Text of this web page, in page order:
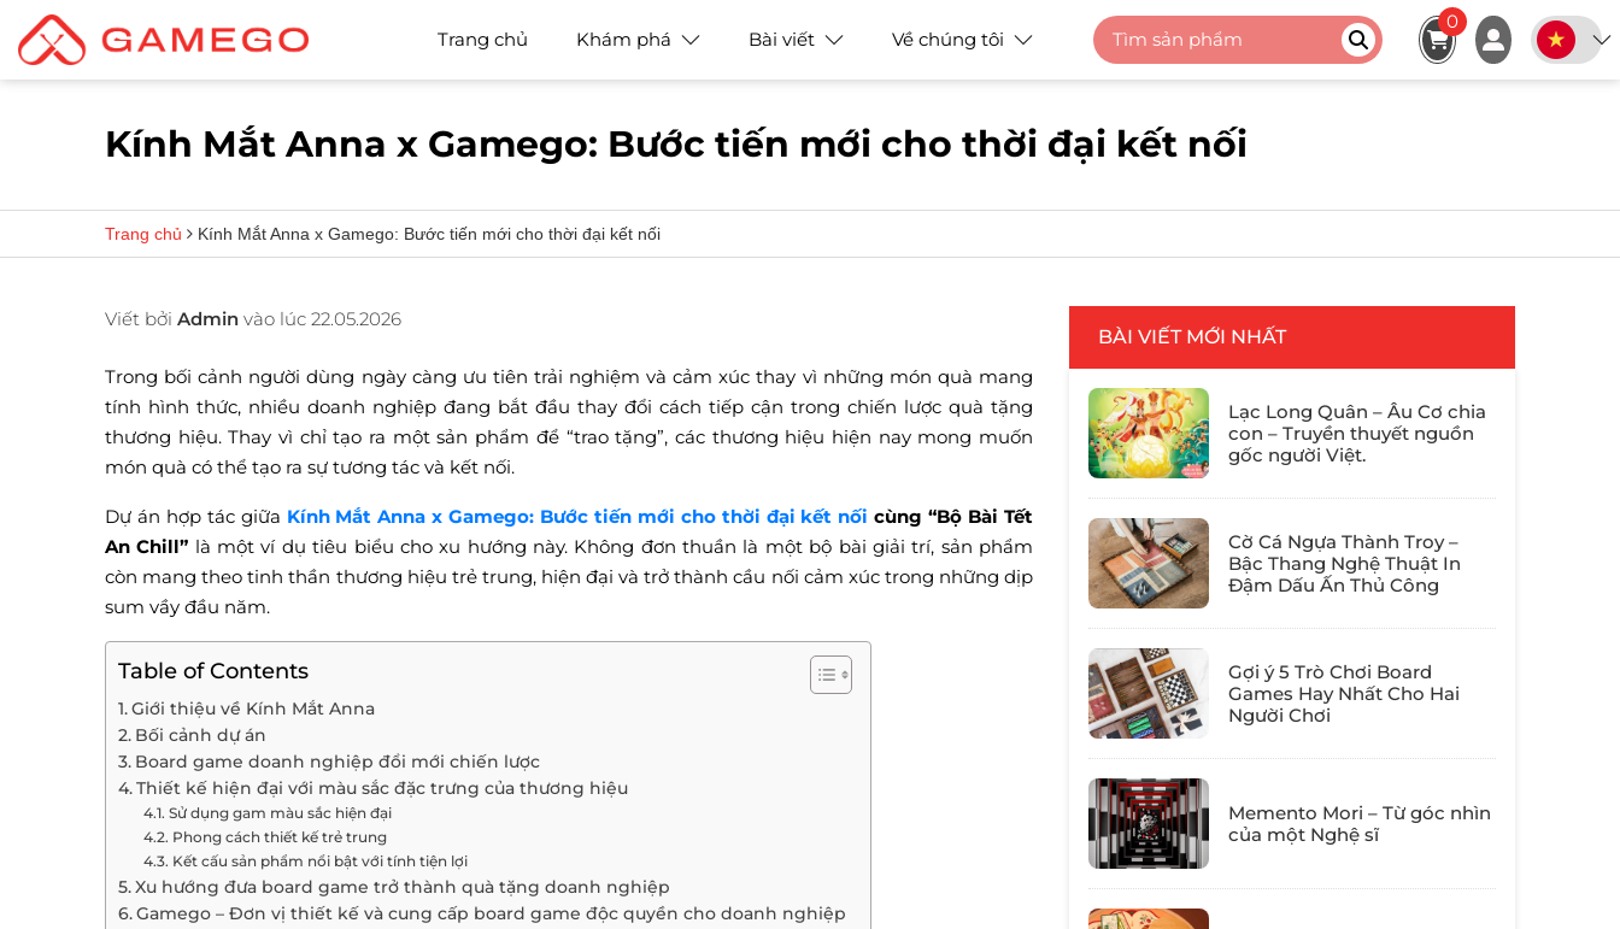
Trang chủ Khám phá Bài viết Về chúng tôi
0
Kính Mắt Anna x Gamego: Bước tiến mới cho thời đại kết nối
Trang chủ Kính Mắt Anna x Gamego: Bước tiến mới cho thời đại kết nối
Viết bởi Admin vào lúc 22.05.2026
Trong bối cảnh người dùng ngày càng ưu tiên trải nghiệm và cảm xúc thay vì những món quà mang
tính hình thức, nhiều doanh nghiệp đang bắt đầu thay đổi cách tiếp cận trong chiến lược quà tặng
thương hiệu. Thay vì chỉ tạo ra một sản phẩm để “trao tặng”, các thương hiệu hiện nay mong muốn
món quà có thể tạo ra sự tương tác và kết nối.
Dự án hợp tác giữa Kính Mắt Anna x Gamego: Bước tiến mới cho thời đại kết nối cùng “Bộ Bài Tết
An Chill” là một ví dụ tiêu biểu cho xu hướng này. Không đơn thuần là một bộ bài giải trí, sản phẩm
còn mang theo tinh thần thương hiệu trẻ trung, hiện đại và trở thành cầu nối cảm xúc trong những dịp
sum vầy đầu năm.
Table of Contents
Giới thiệu về Kính Mắt Anna
Bối cảnh dự án
Board game doanh nghiệp đổi mới chiến lược
Thiết kế hiện đại với màu sắc đặc trưng của thương hiệu
Sử dụng gam màu sắc hiện đại
Phong cách thiết kế trẻ trung
Kết cấu sản phẩm nổi bật với tính tiện lợi
Xu hướng đưa board game trở thành quà tặng doanh nghiệp
Gamego – Đơn vị thiết kế và cung cấp board game độc quyền cho doanh nghiệp
BÀI VIẾT MỚI NHẤT
Lạc Long Quân – Âu Cơ chia
con – Truyền thuyết nguồn
gốc người Việt.
Cờ Cá Ngựa Thành Troy –
Bậc Thang Nghệ Thuật In
Đậm Dấu Ấn Thủ Công
Gợi ý 5 Trò Chơi Board
Games Hay Nhất Cho Hai
Người Chơi
Memento Mori – Từ góc nhìn
của một Nghệ sĩ